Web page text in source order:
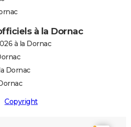
à la Dornac
à la Dornac
Dornac
Copyright